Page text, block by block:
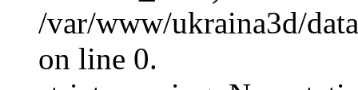
/var/www/ukraina3d/
on line 0.